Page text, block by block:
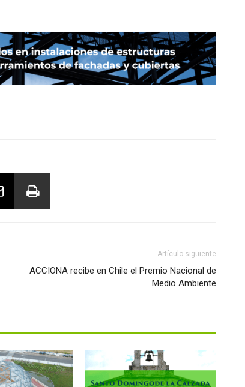
Artículo siguiente
ACCIONA recibe en Chile el Premio Nacional de
Medio Ambiente